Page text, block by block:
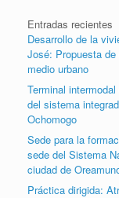
Entradas recientes
Desarrollo de la
José: Propuesta
medio urbano
Terminal
del sistema
Ochomogo
Sede para la
sede del Sistema
ciudad de
Práctica dirigida: